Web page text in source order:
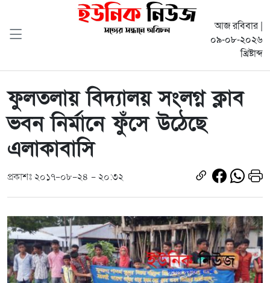
আজ রবিবার |
০৯-০৮-২০২৬
খ্রিষ্টাব্দ
ফুলতলায় বিদ্যালয় সংলগ্ন ক্লাব
ভবন নির্মানে ফুঁসে উঠেছে
এলাকাবাসি
প্রকাশঃ ২০১৭-০৮-২৪ - ২০:৩২